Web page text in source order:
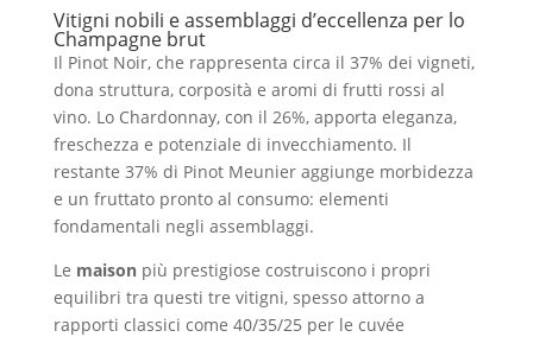
Vitigni nobili e assemblaggi d’eccellenza per lo
Champagne brut
Il Pinot Noir, che rappresenta circa il 37% dei vigneti,
dona struttura, corposità e aromi di frutti rossi al
vino. Lo Chardonnay, con il 26%, apporta eleganza,
freschezza e potenziale di invecchiamento. Il
restante 37% di Pinot Meunier aggiunge morbidezza
e un fruttato pronto al consumo: elementi
fondamentali negli assemblaggi.
Le maisonpiù prestigiose costruiscono i propri
equilibri tra questi tre vitigni, spesso attorno a
rapporti classici come 40/35/25 per le cuvée